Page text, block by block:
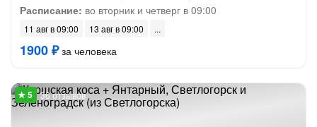
Расписание: во вторник и четверг в 09:00
11 авг в 09:00 13 авг в 09:00
1900 ₽за человека
36 отзывов